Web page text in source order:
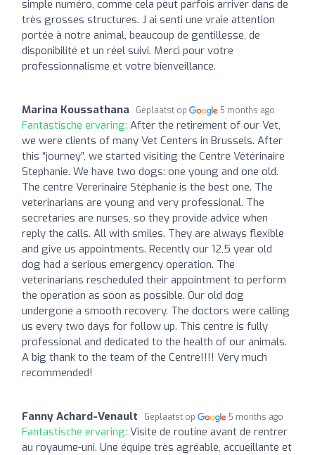
simple numéro, comme cela peut parfois arriver dans de
très grosses structures. J ai senti une vraie attention
portée à notre animal, beaucoup de gentillesse, de
disponibilité et un réel suivi. Merci pour votre
professionnalisme et votre bienveillance.
Marina Koussathana Geplaatst op 5 months ago
Fantastische ervaring: After the retirement of our Vet,
we were clients of many Vet Centers in Brussels. After
this “journey”, we started visiting the Centre Vétérinaire
Stephanie. We have two dogs: one young and one old.
The centre Vererinaire Stéphanie is the best one. The
veterinarians are young and very professional. The
secretaries are nurses, so they provide advice when
reply the calls. All with smiles. They are always flexible
and give us appointments. Recently our 12,5 year old
dog had a serious emergency operation. The
veterinarians rescheduled their appointment to perform
the operation as soon as possible. Our old dog
undergone a smooth recovery. The doctors were calling
us every two days for follow up. This centre is fully
professional and dedicated to the health of our animals.
A big thank to the team of the Centre!!!! Very much
recommended!
Fanny Achard-Venault Geplaatst op 5 months ago
Fantastische ervaring: Visite de routine avant de rentrer
au royaume-uni. Une équipe très agréable, accueillante et